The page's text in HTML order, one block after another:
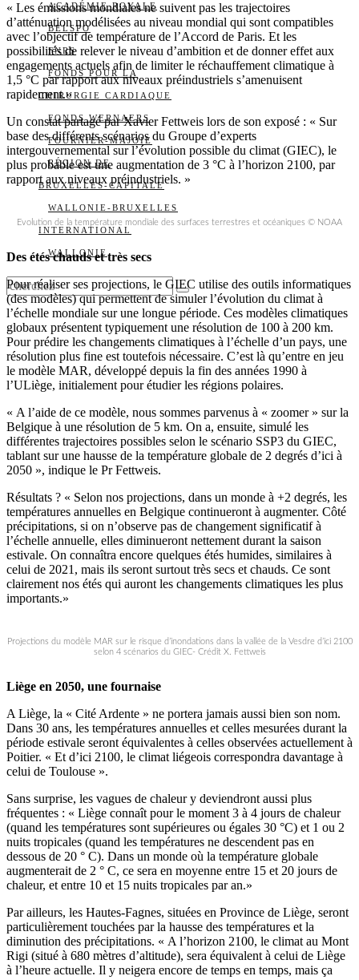
ACADÉMIE ROYALE
BELSPO
FNRS
FONDS POUR LA
CHIRURGIE CARDIAQUE
FONDS WERNAERS
FOURNIER-MAJOIE
RÉGION DE
BRUXELLES-CAPITALE
WALLONIE-BRUXELLES
INTERNATIONAL
WALLONIE
« Les émissions mondiales ne suivent pas les trajectoires
d’atténuation modélisées au niveau mondial qui sont compatibles
avec l’objectif de température de l’Accord de Paris. Et les
possibilités de relever le niveau d’ambition et de donner effet aux
engagements actuels afin de limiter le réchauffement climatique à
1,5 °C par rapport aux niveaux préindustriels s’amenuisent
rapidement.»
Un constat partagé par Xavier Fettweis lors de son exposé : « Sur
base des différents scénarios du Groupe d’experts
intergouvernemental sur l’évolution possible du climat (GIEC), le
plus probable est une augmentation de 3 °C à l’horizon 2100, par
rapport aux niveaux préindustriels. »
Evolution de la température mondiale des surfaces terrestres et océaniques © NOAA
Des étés chauds et très secs
Pour réaliser ses projections, le GIEC utilise des outils informatiques
(des modèles) qui permettent de simuler l’évolution du climat à
l’échelle mondiale sur une longue période. Ces modèles climatiques
globaux présentent typiquement une résolution de 100 à 200 km.
Pour prédire les changements climatiques à l’échelle d’un pays, une
résolution plus fine est toutefois nécessaire. C’est là qu’entre en jeu
le modèle MAR, développé depuis la fin des années 1990 à
l’ULiège, initialement pour étudier les régions polaires.
« A l’aide de ce modèle, nous sommes parvenus à « zoomer » sur la
Belgique à une résolution de 5 km. On a, ensuite, simulé les
différentes trajectoires possibles selon le scénario SSP3 du GIEC,
tablant sur une hausse de la température globale de 2 degrés d’ici à
2050 », indique le Pr Fettweis.
Résultats ? « Selon nos projections, dans un monde à +2 degrés, les
températures annuelles en Belgique continueront à augmenter. Côté
précipitations, si on n’observe pas de changement significatif à
l’échelle annuelle, elles diminueront nettement durant la saison
estivale. On connaîtra encore quelques étés humides, similaires à
celui de 2021, mais ils seront surtout très secs et chauds. Ce sont
clairement nos étés qui auront les changements climatiques les plus
importants.»
Projections du modèle MAR sur le risque d’inondations dans la vallée de la Vesdre d’ici 2100
selon 4 scénarios du GIEC- Crédit X. Fettweis
Liège en 2050, une fournaise
A Liège, la « Cité Ardente » ne portera jamais aussi bien son nom.
Dans 30 ans, les températures annuelles et celles mesurées durant la
période estivale seront équivalentes à celles observées actuellement à
Poitier. « Et d’ici 2100, le climat liégeois correspondra davantage à
celui de Toulouse ».
Sans surprise, les vagues de chaleur y deviendront aussi plus
fréquentes : « Liège connaît pour le moment 3 à 4 jours de chaleur
(quand les températures sont supérieures ou égales 30 °C) et 1 ou 2
nuits tropicales (quand les températures ne descendent pas en
dessous de 20 ° C). Dans un monde où la température globale
augmenterait de 2 ° C, ce sera en moyenne entre 15 et 20 jours de
chaleur, et entre 10 et 15 nuits tropicales par an.»
Par ailleurs, les Hautes-Fagnes, situées en Province de Liège, seront
particulièrement touchées par la hausse des températures et la
diminution des précipitations. « A l’horizon 2100, le climat au Mont
Rigi (situé à 680 mètres d’altitude), sera équivalent à celui de Liège
à l’heure actuelle. Il y neigera encore de temps en temps, mais ça